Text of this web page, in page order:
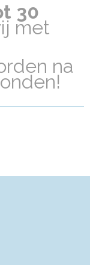
30
met
na